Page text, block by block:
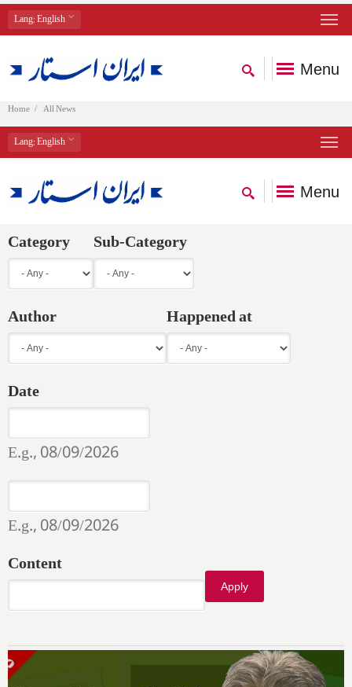
Lang: English
Menu
Home All News
Lang: English
Menu
Category Sub-Category
Author Happened at
Date
E.g., 08/09/2026
E.g., 08/09/2026
Content